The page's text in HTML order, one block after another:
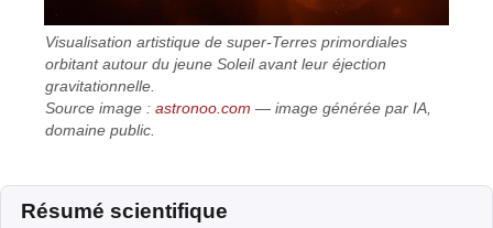
Visualisation artistique de super-Terres primordiales
orbitant autour du jeune Soleil avant leur éjection
gravitationnelle.
Source image :astronoo.com — image générée par IA,
domaine public.
Résumé scientifique